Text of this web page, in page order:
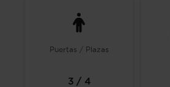
Puertas / Plazas
3 / 4